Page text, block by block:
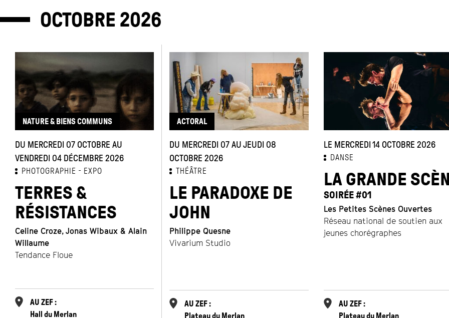
OCTOBRE 2026
NATURE & BIENS COMMUNS
DU MERCREDI 07 OCTOBRE AU
VENDREDI 04 DÉCEMBRE 2026
PHOTOGRAPHIE EXPO
TERRES &
RÉSISTANCES
Celine Croze, Jonas Wibaux & Alain
Willaume
Tendance Floue
AU ZEF :
Hall du Merlan
ACTORAL
DU MERCREDI 07 AU JEUDI 08
OCTOBRE 2026
THÉÂTRE
LE PARADOXE DE
JOHN
Philippe Quesne
Vivarium Studio
AU ZEF :
Plateau du Merlan
LE MERCREDI 14 OCTOBRE 2026
DANSE
LA GRANDE
SOIRÉE #01
Les Petites Scènes Ouvertes
Réseau national de soutien aux
jeunes chorégraphes
AU ZEF :
Plateau du Merlan